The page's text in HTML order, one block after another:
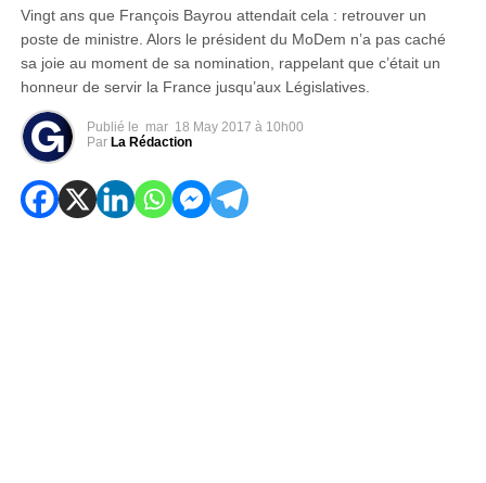
Vingt ans que François Bayrou attendait cela : retrouver un
poste de ministre. Alors le président du MoDem n’a pas caché
sa joie au moment de sa nomination, rappelant que c’était un
honneur de servir la France jusqu’aux Législatives.
Publié le mar 18 May 2017 à 10h00
Par La Rédaction